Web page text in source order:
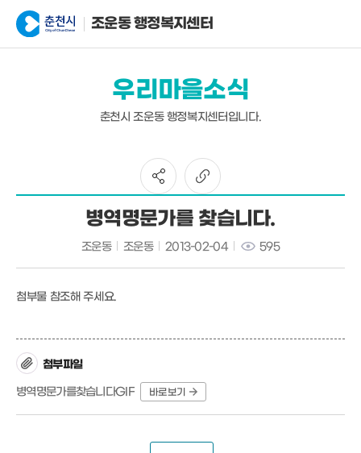
조운동 행정복지센터
우리마을소식
춘천시 조운동 행정복지센터입니다.
병역명문가를 찾습니다.
조운동 조운동 2013-02-04 595
첨부물 참조해 주세요.
첨부파일
병역명문가를찾습니다GIF
바로보기